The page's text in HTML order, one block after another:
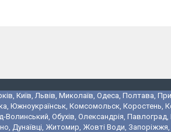
Київ, Львів, Миколаїв, Одеса, Полтава,
Южноукраїнськ, Комсомольск, Коростень,
Обухів, Олександрія,
Житомир, Жовті Води, Запоріжжя,